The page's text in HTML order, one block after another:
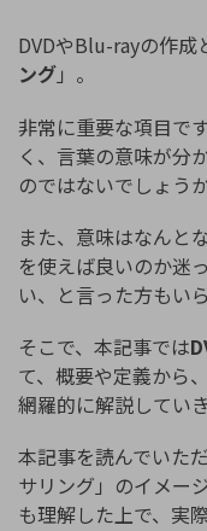
検索
DVDやBlu-rayの作成
ング」。
非常に重要な項目で
く、言葉の意味が分
のではないでしょう
また、意味はなんと
を使えば良いのか迷
い、と言った方もい
そこで、本記事では
て、概要や定義から
網羅的に解説していき
本記事を読んでいた
サリング」のイメー
も理解した上で、実